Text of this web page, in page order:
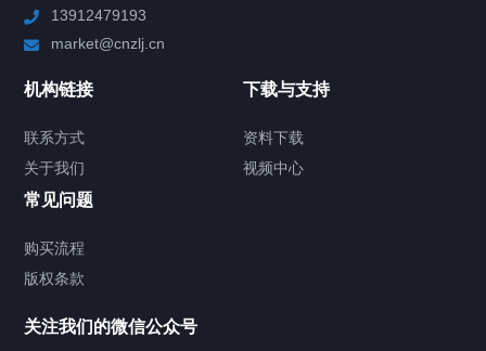
Chiller高精度制冷循环器
TCU温度控制单元
Chiller气体控温系统
13912479193
market@cnzlj.cn
机构链接
联系方式
关于我们
下载与支持
资料下载
视频中心
常见问题
购买流程
版权条款
关注我们的微信公众号